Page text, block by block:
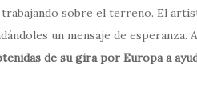
sobre el terreno. El
un mensaje de esperanza.
de su gira por Europa a